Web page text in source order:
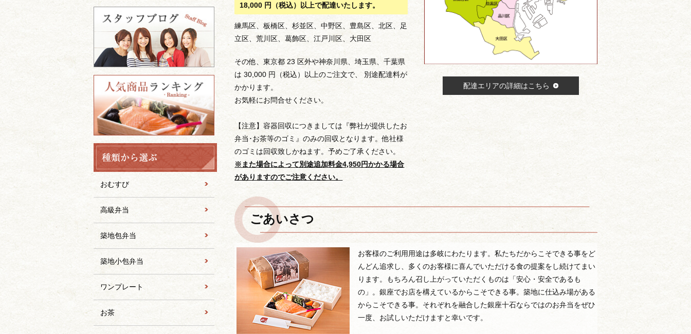
18,000 円（税込）以上で配達いたします。
練馬区、板橋区、杉並区、中野区、豊島区、北区、足
立区、荒川区、葛飾区、江戸川区、大田区
その他、東京都 23 区外や神奈川県、埼玉県、千葉県
は 30,000 円（税込）以上のご注文で、 別途配達料が
かかります。
お気軽にお問合せください。
【注意】容器回収につきましては『弊社が提供したお
弁当･お茶等のゴミ』のみの回収となります。他社様
のゴミは回収致しかねます。予めご了承ください。
※また場合によって別途追加料金4,950円かかる場合
がありますのでご注意ください。
配達エリアの詳細はこちら
ごあいさつ
お客様のご利用用途は多岐にわたります。私たちだからこそできる事をど
んどん追求し、多くのお客様に喜んでいただける食の提案をし続けてまい
ります。もちろん召し上がっていただくものは「安心・安全であるも
の」。銀座でお店を構えているからこそできる事。築地に仕込み場がある
からこそできる事。それぞれを融合した銀座十石ならではのお弁当をぜひ
一度、お試しいただけますと幸いです。
種類から選ぶ
おむすび
高級弁当
築地包弁当
築地小包弁当
ワンプレート
お茶